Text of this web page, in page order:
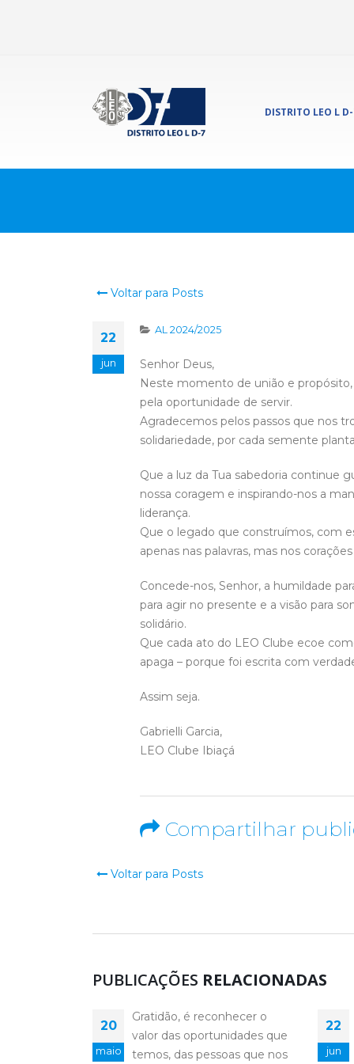
DISTRITO LEO L
Voltar para Posts
22
jun
AL 2024/2025
Senhor Deus,
Neste momento de união e
pela oportunidade de servir.
Agradecemos pelos passos que nos
solidariedade, por cada semente
Que a luz da Tua sabedoria continue
nossa coragem e inspirando-nos a
liderança.
Que o legado que construímos, com
apenas nas palavras, mas nos
Concede-nos, Senhor, a humildade
para agir no presente e a visão para
solidário.
Que cada ato do LEO Clube ecoe
apaga – porque foi escrita com
Assim seja.
Gabrielli Garcia,
LEO Clube Ibiaçá
Compartilhar
Voltar para Posts
PUBLICAÇÕES RELACIONADAS
22
jun
Hoje, ao nos reunirmos mais
uma vez como LEOs,
paramos por um instante
20
maio